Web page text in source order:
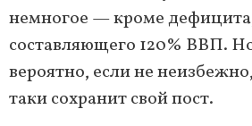
немногое — кроме
составляющего 120% ВВП.
вероятно, если не
таки сохранит свой пост.